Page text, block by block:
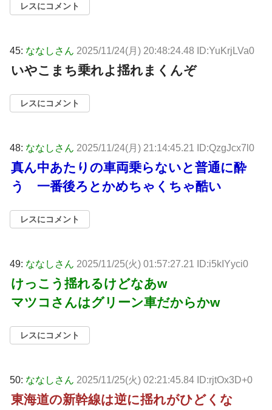
レスにコメント
45: ななしさん 2025/11/24(月) 20:48:24.48 ID:YuKrjLVa0
いやこまち乗れよ揺れまくんぞ
レスにコメント
48: ななしさん 2025/11/24(月) 21:14:45.21 ID:QzgJcx7l0
真ん中あたりの車両乗らないと普通に酔
う 一番後ろとかめちゃくちゃ酷い
レスにコメント
49: ななしさん 2025/11/25(火) 01:57:27.21 ID:i5kIYyci0
けっこう揺れるけどなあw
マツコさんはグリーン車だからかw
レスにコメント
50: ななしさん 2025/11/25(火) 02:21:45.84 ID:rjtOx3D+0
東海道の新幹線は逆に揺れがひどくな